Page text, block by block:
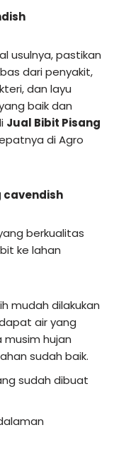
usulnya, pastikan
dari penyakit,
dan layu
baik dan
Jual Bibit Pisang
di Agro
cavendish
berkualitas
ke lahan
mudah dilakukan
air yang
hujan
sudah baik.
sudah dibuat